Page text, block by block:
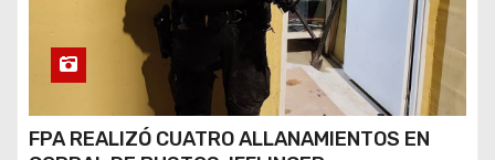
FPA REALIZÓ CUATRO ALLANAMIENTOS EN